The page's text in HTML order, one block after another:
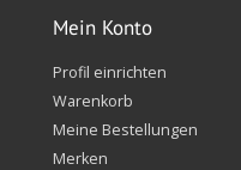
Mein Konto
Profil einrichten
Warenkorb
Meine Bestellungen
Merken